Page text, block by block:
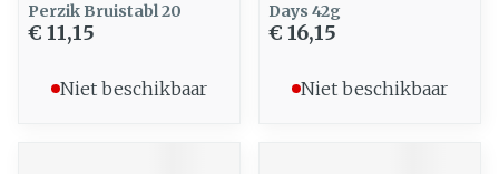
Perzik Bruistabl 20
€ 11,15
Niet beschikbaar
Days 42g
€ 16,15
Niet beschikbaar